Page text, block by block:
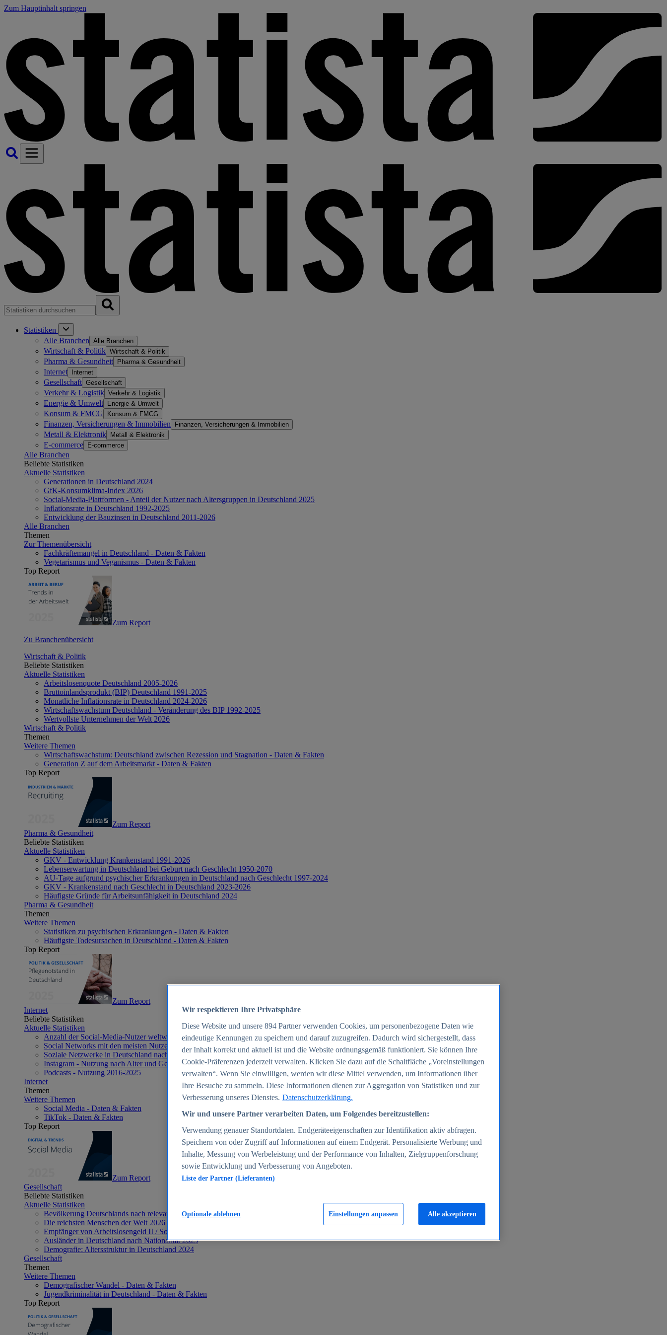
Zum Hauptinhalt springen
Statistiken
Alle Branchen Alle Branchen
Wirtschaft & Politik Wirtschaft & Politik
Pharma & Gesundheit Pharma & Gesundheit
Internet Internet
Gesellschaft Gesellschaft
Verkehr & Logistik Verkehr & Logistik
Energie & Umwelt Energie & Umwelt
Konsum & FMCG Konsum & FMCG
Finanzen, Versicherungen & Immobilien Finanzen, Versicherungen & Immobilien
Metall & Elektronik Metall & Elektronik
E-commerce E-commerce
Alle Branchen
Beliebte Statistiken
Aktuelle Statistiken
Generationen in Deutschland 2024
GfK-Konsumklima-Index 2026
Social-Media-Plattformen - Anteil der Nutzer nach Altersgruppen in Deutschland 2025
Inflationsrate in Deutschland 1992-2025
Entwicklung der Bauzinsen in Deutschland 2011-2026
Alle Branchen
Themen
Zur Themenübersicht
Fachkräftemangel in Deutschland - Daten & Fakten
Vegetarismus und Veganismus - Daten & Fakten
Top Report
Zum Report
Zu Branchenübersicht
Wirtschaft & Politik
Beliebte Statistiken
Aktuelle Statistiken
Arbeitslosenquote Deutschland 2005-2026
Bruttoinlandsprodukt (BIP) Deutschland 1991-2025
Monatliche Inflationsrate in Deutschland 2024-2026
Wirtschaftswachstum Deutschland - Veränderung des BIP 1992-2025
Wertvollste Unternehmen der Welt 2026
Wirtschaft & Politik
Themen
Weitere Themen
Wirtschaftswachstum: Deutschland zwischen Rezession und Stagnation - Daten & Fakten
Generation Z auf dem Arbeitsmarkt - Daten & Fakten
Top Report
Zum Report
Pharma & Gesundheit
Beliebte Statistiken
Aktuelle Statistiken
GKV - Entwicklung Krankenstand 1991-2026
Lebenserwartung in Deutschland bei Geburt nach Geschlecht 1950-2070
AU-Tage aufgrund psychischer Erkrankungen in Deutschland nach Geschlecht 1997-2024
GKV - Krankenstand nach Geschlecht in Deutschland 2023-2026
Häufigste Gründe für Arbeitsunfähigkeit in Deutschland 2024
Pharma & Gesundheit
Themen
Weitere Themen
Statistiken zu psychischen Erkrankungen - Daten & Fakten
Häufigste Todesursachen in Deutschland - Daten & Fakten
Top Report
Zum Report
Internet
Beliebte Statistiken
Aktuelle Statistiken
Anzahl der Social-Media-Nutzer weltweit 2012-2025
Social Networks mit den meisten Nutzern weltweit 2025
Soziale Netzwerke in Deutschland nach Generationen 2025
Instagram - Nutzung nach Alter und Geschlecht in Deutschland 2025
Podcasts - Nutzung 2016-2025
Internet
Themen
Weitere Themen
Social Media - Daten & Fakten
TikTok - Daten & Fakten
Top Report
Zum Report
Gesellschaft
Beliebte Statistiken
Aktuelle Statistiken
Bevölkerung Deutschlands nach relevanten Altersgruppen 2024
Die reichsten Menschen der Welt 2026
Empfänger von Arbeitslosengeld II / Sozialgeld / Bürgergeld in Deutschland 2005-2025
Ausländer in Deutschland nach Nationalität 2025
Demografie: Altersstruktur in Deutschland 2024
Gesellschaft
Themen
Weitere Themen
Demografischer Wandel - Daten & Fakten
Jugendkriminalität in Deutschland - Daten & Fakten
Top Report
Wir respektieren Ihre Privatsphäre
Diese Website und unsere 894 Partner verwenden Cookies, um personenbezogene Daten wie
eindeutige Kennungen zu speichern und darauf zuzugreifen. Dadurch wird sichergestellt, dass
der Inhalt korrekt und aktuell ist und die Website ordnungsgemäß funktioniert. Sie können Ihre
Cookie-Präferenzen jederzeit verwalten. Klicken Sie dazu auf die Schaltfläche „Voreinstellungen
verwalten“. Wenn Sie einwilligen, werden wir diese Mittel verwenden, um Informationen über
Ihre Besuche zu sammeln. Diese Informationen dienen zur Aggregation von Statistiken und zur
Verbesserung unseres Dienstes. Datenschutzerklärung.
Wir und unsere Partner verarbeiten Daten, um Folgendes bereitzustellen:
Verwendung genauer Standortdaten. Endgeräteeigenschaften zur Identifikation aktiv abfragen.
Speichern von oder Zugriff auf Informationen auf einem Endgerät. Personalisierte Werbung und
Inhalte, Messung von Werbeleistung und der Performance von Inhalten, Zielgruppenforschung
sowie Entwicklung und Verbesserung von Angeboten.
Liste der Partner (Lieferanten)
Einstellungen anpassen
Optionale ablehnen Alle akzeptieren